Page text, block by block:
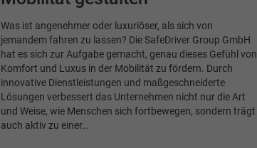
Was ist angenehmer oder luxuriöser, als sich von
jemandem fahren zu lassen? Die ­SafeDriver Group GmbH
hat es sich zur Aufgabe gemacht, genau dieses Gefühl von
Komfort und Luxus in der Mobilität zu fördern. Durch
innovative Dienstleistungen und maßgeschneiderte
Lösungen verbessert das Unternehmen nicht nur die Art
und Weise, wie Menschen sich fortbewegen, sondern trägt
auch aktiv zu einer…